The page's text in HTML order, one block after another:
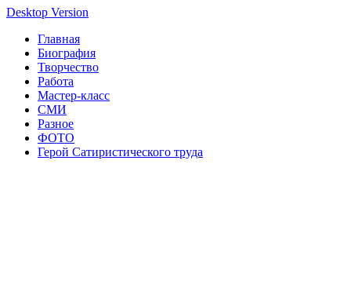
Desktop Version
Главная
Биография
Творчество
Работа
Мастер-класс
СМИ
Разное
ФОТО
Герой Сатиристического труда